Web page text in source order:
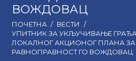
ВОЖДОВАЦ
ПОЧЕТНА / ВЕСТИ
/
УПИТНИК ЗА УКЉУЧИВАЊЕ
ЛОКАЛНОГ АКЦИОНОГ ПЛАНА
РАВНОПРАВНОСТ ГО ВОЖДОВАЦ